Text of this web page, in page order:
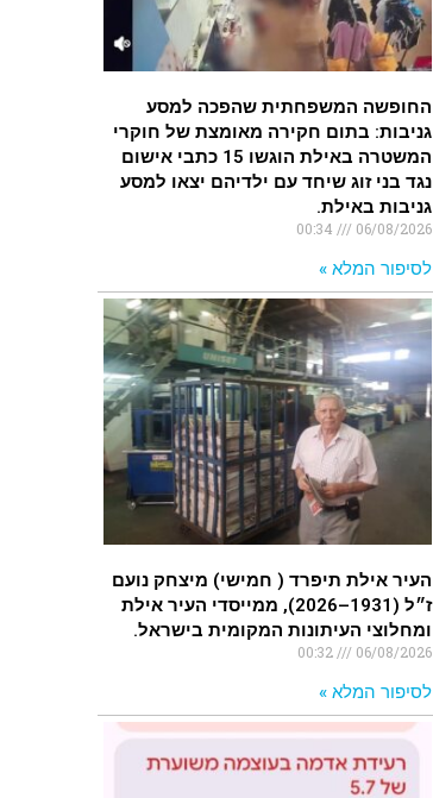
החופשה המשפחתית שהפכה למסע
גניבות: בתום חקירה מאומצת של חוקרי
המשטרה באילת הוגשו 15 כתבי אישום
נגד בני זוג שיחד עם ילדיהם יצאו למסע
גניבות באילת.
06/08/2026
לסיפור המלא »
העיר אילת תיפרד ( חמישי) מיצחק נועם
ז״ל (1931–2026), ממייסדי העיר אילת
ומחלוצי העיתונות המקומית בישראל.
06/08/2026
לסיפור המלא »